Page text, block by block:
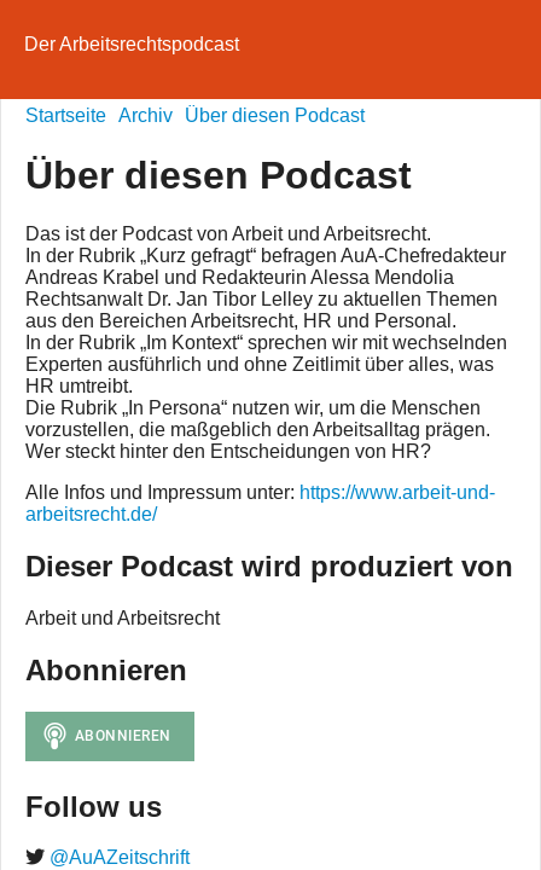
Der Arbeitsrechtspodcast
Startseite Archiv Über diesen Podcast
Über diesen Podcast
Das ist der Podcast von Arbeit und Arbeitsrecht.
In der Rubrik „Kurz gefragt“ befragen AuA-Chefredakteur
Andreas Krabel und Redakteurin Alessa Mendolia
Rechtsanwalt Dr. Jan Tibor Lelley zu aktuellen Themen
aus den Bereichen Arbeitsrecht, HR und Personal.
In der Rubrik „Im Kontext“ sprechen wir mit wechselnden
Experten ausführlich und ohne Zeitlimit über alles, was
HR umtreibt.
Die Rubrik „In Persona“ nutzen wir, um die Menschen
vorzustellen, die maßgeblich den Arbeitsalltag prägen.
Wer steckt hinter den Entscheidungen von HR?
Alle Infos und Impressum unter: https://www.arbeit-und-
arbeitsrecht.de/
Dieser Podcast wird produziert von
Arbeit und Arbeitsrecht
Abonnieren
Follow us
@AuAZeitschrift